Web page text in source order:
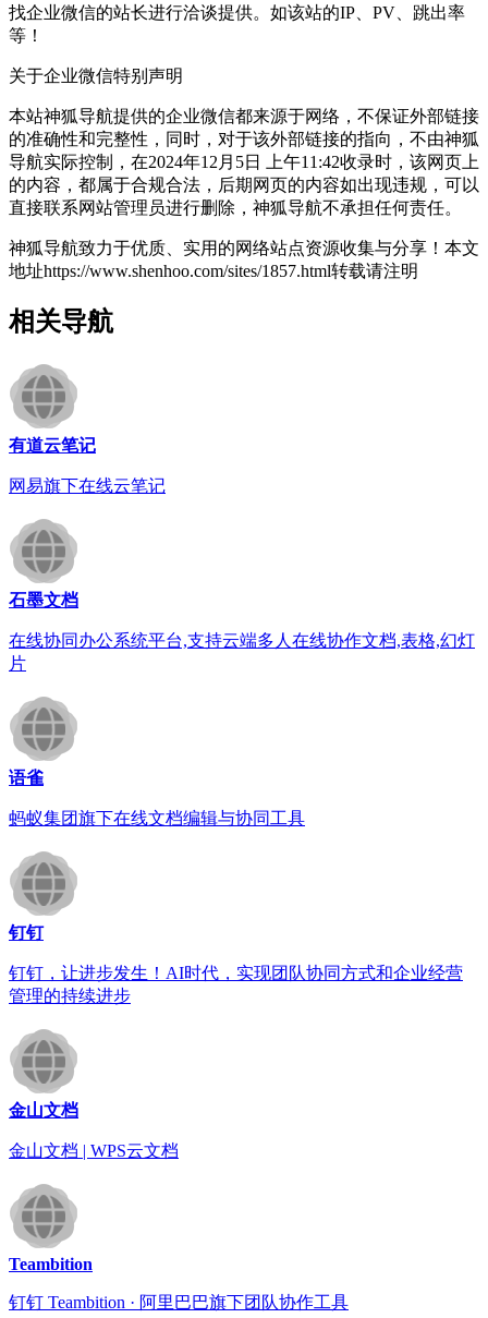
找企业微信的站长进行洽谈提供。如该站的IP、PV、跳出率
等！
关于企业微信特别声明
本站神狐导航提供的企业微信都来源于网络，不保证外部链接
的准确性和完整性，同时，对于该外部链接的指向，不由神狐
导航实际控制，在2024年12月5日 上午11:42收录时，该网页上
的内容，都属于合规合法，后期网页的内容如出现违规，可以
直接联系网站管理员进行删除，神狐导航不承担任何责任。
神狐导航致力于优质、实用的网络站点资源收集与分享！ 本文
地址https://www.shenhoo.com/sites/1857.html转载请注明
相关导航
有道云笔记
网易旗下在线云笔记
石墨文档
在线协同办公系统平台,支持云端多人在线协作文档,表格,幻灯
片
语雀
蚂蚁集团旗下在线文档编辑与协同工具
钉钉
钉钉，让进步发生！AI时代，实现团队协同方式和企业经营
管理的持续进步
金山文档
金山文档 | WPS云文档
Teambition
钉钉 Teambition · 阿里巴巴旗下团队协作工具